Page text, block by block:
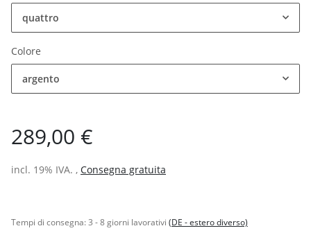
quattro
Colore
argento
289,00 €
incl. 19% IVA. , Consegna gratuita
Tempi di consegna:3 - 8 giorni lavorativi (DE - estero diverso)